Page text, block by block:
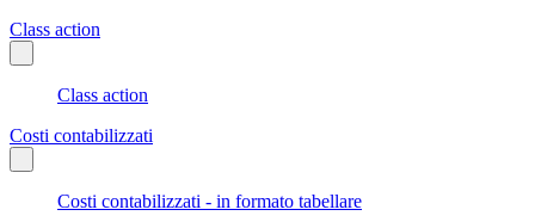
Class action
Class action
Costi contabilizzati
Costi contabilizzati - in formato tabellare